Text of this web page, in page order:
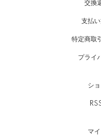
交換
支払
特定商取
プライ
シ
マ